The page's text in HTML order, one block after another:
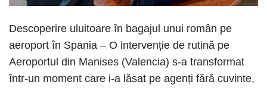
Descoperire uluitoare în bagajul unui român pe
aeroport în Spania – O intervenție de rutină pe
Aeroportul din Manises (Valencia) s-a transformat
într-un moment care i-a lăsat pe agenți fără cuvinte,